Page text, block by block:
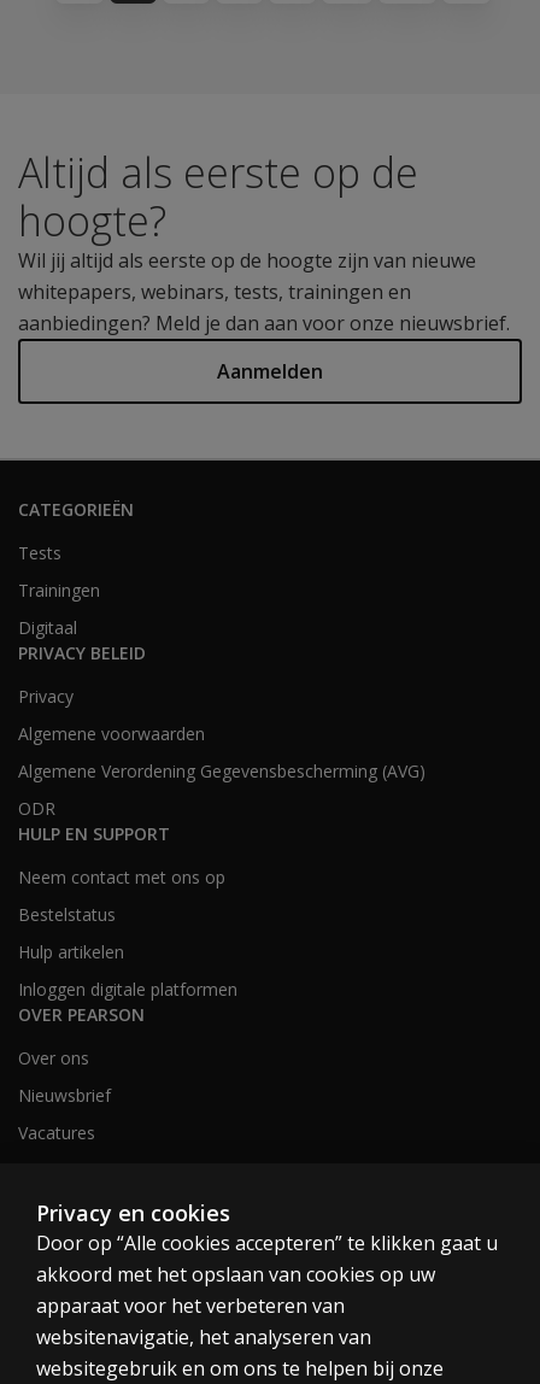
Altijd als eerste op de
hoogte?
Wil jij altijd als eerste op de hoogte zijn van nieuwe
whitepapers, webinars, tests, trainingen en
aanbiedingen? Meld je dan aan voor onze nieuwsbrief.
Aanmelden
CATEGORIEËN
Tests
Trainingen
Digitaal
PRIVACY BELEID
Privacy
Algemene voorwaarden
Algemene Verordening Gegevensbescherming (AVG)
ODR
HULP EN SUPPORT
Neem contact met ons op
Bestelstatus
Hulp artikelen
Inloggen digitale platformen
OVER PEARSON
Over ons
Nieuwsbrief
Vacatures
Nederland en België
Cookies
Privacy en cookies
Door op “Alle cookies accepteren” te klikken gaat u
akkoord met het opslaan van cookies op uw
apparaat voor het verbeteren van
websitenavigatie, het analyseren van
websitegebruik en om ons te helpen bij onze